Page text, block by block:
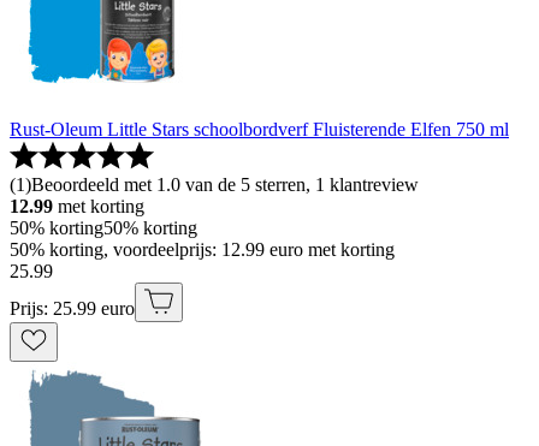
Rust-Oleum Little Stars schoolbordverf Fluisterende Elfen 750 ml
(1)Beoordeeld met 1.0 van de 5 sterren, 1 klantreview
12.99 met korting
50% korting50% korting
50% korting, voordeelprijs: 12.99 euro met korting
25.99
Prijs: 25.99 euro